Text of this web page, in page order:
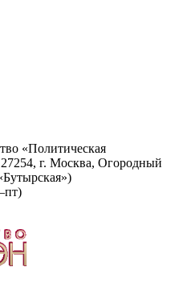
«Политическая
г. Москва, Огородный